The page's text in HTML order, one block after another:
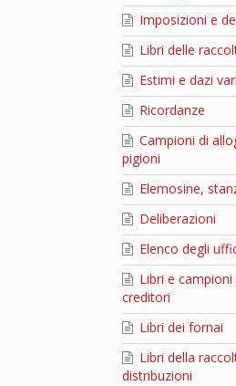
Imposizioni e
Libri delle
Estimi e dazi vari
Ricordanze
Campioni di
pigioni
Elemosine,
Deliberazioni
Elenco degli
Libri e
creditori
Libri dei fornai
Libri della
distribuzioni